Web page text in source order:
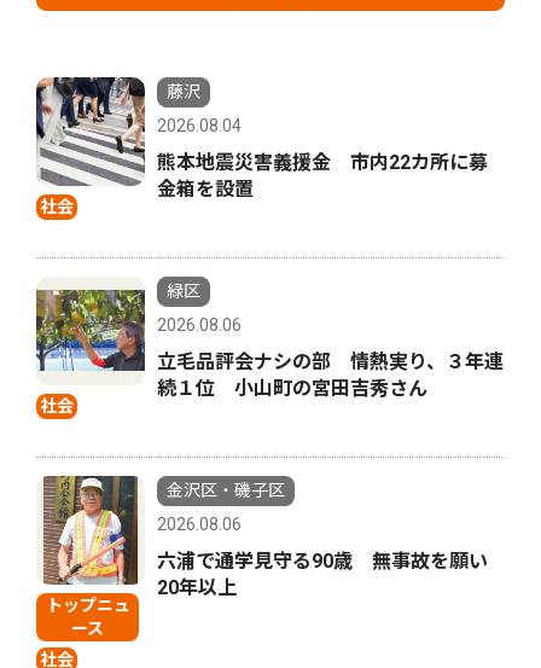
社会
藤沢
2026.08.04
熊本地震災害義援金 市内22カ所に募
金箱を設置
社会
緑区
2026.08.06
立毛品評会ナシの部 情熱実り、３年連
続１位 小山町の宮田吉秀さん
トップニュ
ース
社会
金沢区・磯子区
2026.08.06
六浦で通学見守る90歳 無事故を願い
20年以上